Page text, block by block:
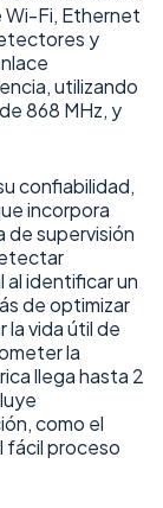
Wi-Fi, Ethernet
y
utilizando
868 MHz, y
confiabilidad,
incorpora
de supervisión
al identificar un
de optimizar
vida útil de
la
llega hasta 2
como el
proceso